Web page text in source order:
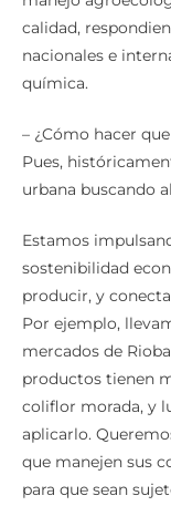
calidad,
nacionales e
química.
– ¿Cómo hacer
Pues,
urbana buscando
Estamos
sostenibilidad
producir, y
Por ejemplo,
mercados de
productos tienen
coliflor morada, y
aplicarlo.
que manejen sus
para que sean